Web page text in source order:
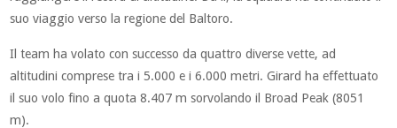
suo viaggio verso la regione del Baltoro.
Il team ha volato con successo da quattro diverse vette, ad
altitudini comprese tra i 5.000 e i 6.000 metri. Girard ha effettuato
il suo volo fino a quota 8.407 m sorvolando il Broad Peak (8051
m).